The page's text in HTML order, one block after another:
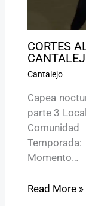
CORTES
Cantalejo
Capea
parte 3
Momento…
Read More »